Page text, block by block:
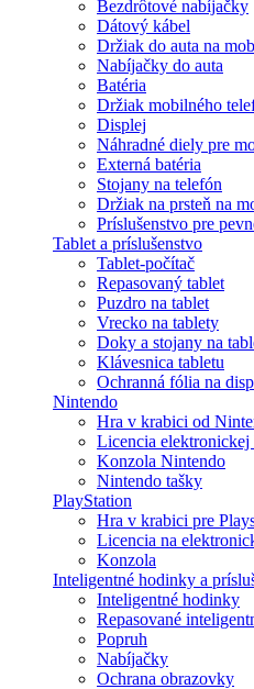
Bezdrôtové nabíjačky
Dátový kábel
Držiak do auta na
Nabíjačky do auta
Batéria
Držiak mobilného
Displej
Náhradné diely pre
Externá batéria
Stojany na telefón
Držiak na prsteň na
Príslušenstvo pre
Tablet a príslušenstvo
Tablet-počítač
Repasovaný tablet
Puzdro na tablet
Vrecko na tablety
Doky a stojany na
Klávesnica tabletu
Ochranná fólia na
Nintendo
Hra v krabici od
Licencia
Konzola Nintendo
Nintendo tašky
PlayStation
Hra v krabici pre
Licencia na
Konzola
Inteligentné hodinky a
Inteligentné hodinky
Repasované
Popruh
Nabíjačky
Ochrana obrazovky